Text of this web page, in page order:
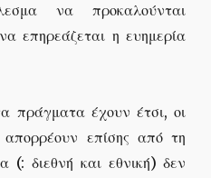
να προκαλούνται
επηρεάζεται η ευημερία
πράγματα έχουν έτσι, οι
επίσης από τη
(: διεθνή και εθνική) δεν